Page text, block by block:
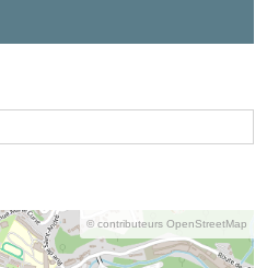
© contributeurs OpenStreetMap